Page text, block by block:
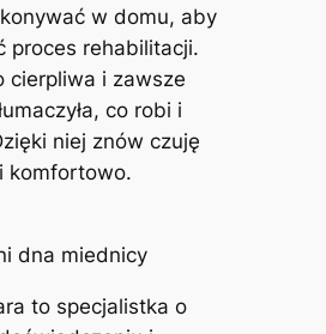
w domu, aby
proces rehabilitacji.
cierpliwa i zawsze
co robi i
niej znów czuję
komfortowo.
dna miednicy
to specjalistka o